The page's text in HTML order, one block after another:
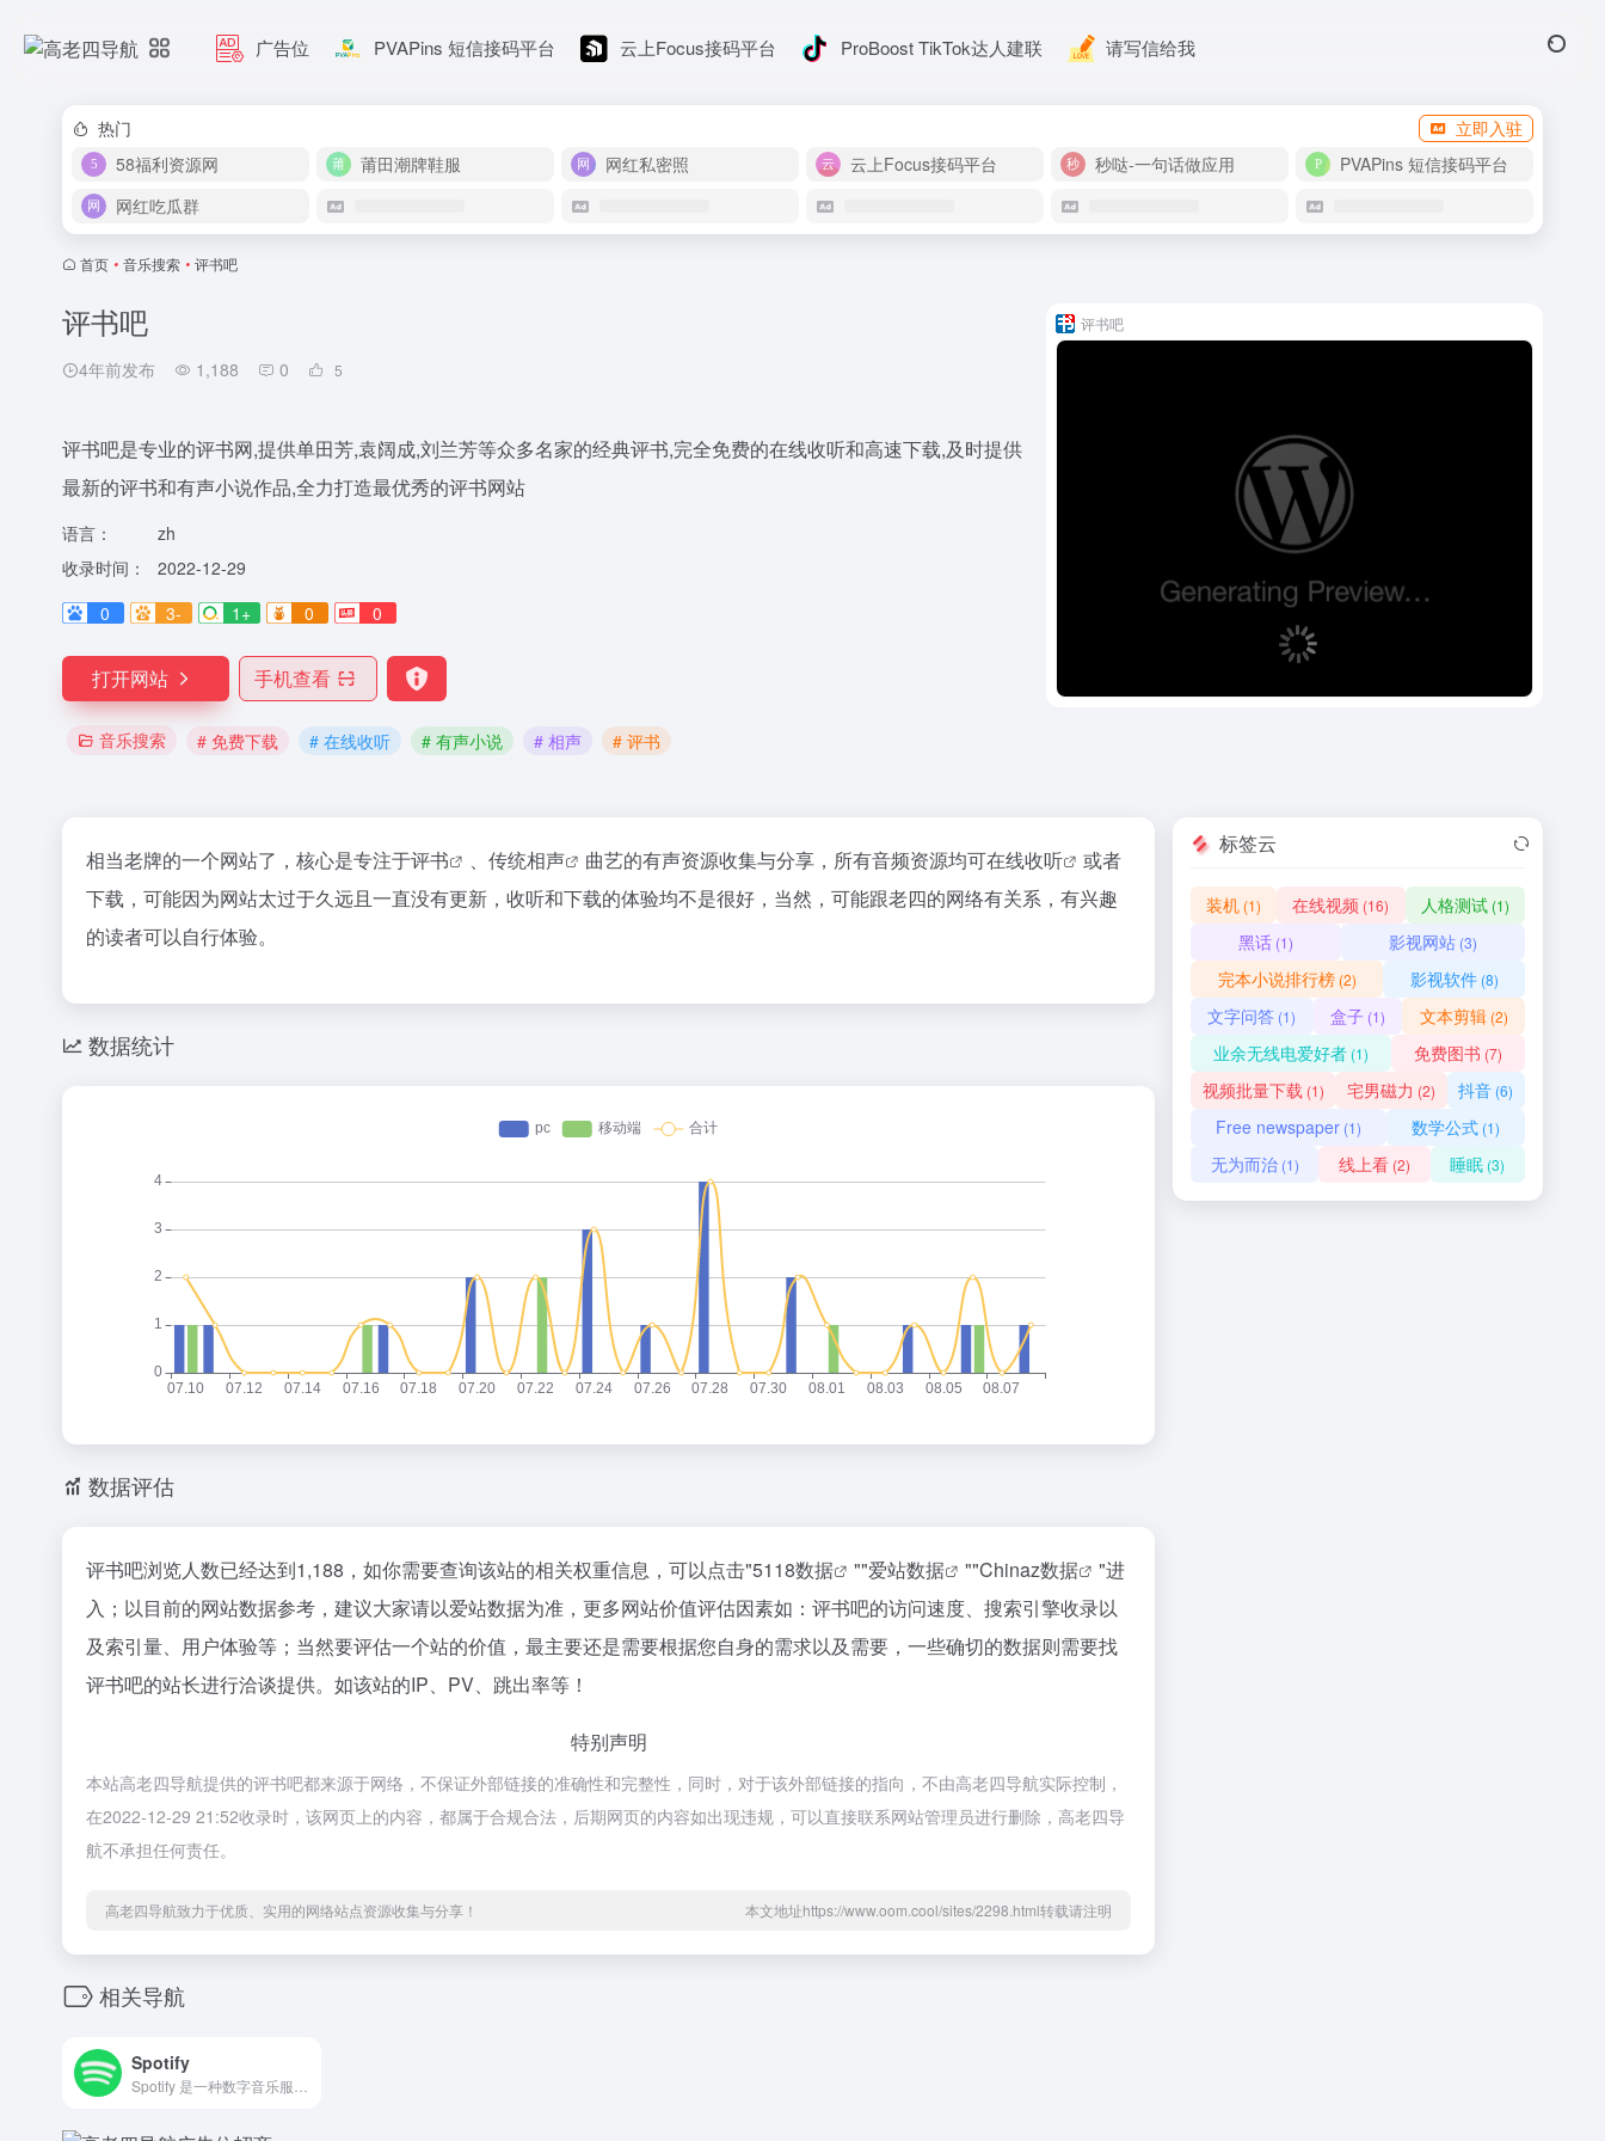
广告位 PVAPins 短信接码平台 云上Focus接码平台 ProBoost TikTok达人建联 请写信给我
热门
立即入驻
58福利资源网
莆田潮牌鞋服 网红私密照 云上Focus接码平台 秒哒-一句话做应用
PVAPins 短信接码平台
网红吃瓜群
首页 • 音乐搜索 • 评书吧
评书吧
4年前发布 1,188 0 5
评书吧是专业的评书网,提供单田芳,袁阔成,刘兰芳等众多名家的经典评书,完全免费的在线收听和高速下载,及时提供
最新的评书和有声小说作品,全力打造最优秀的评书网站
语言：
zh
收录时间：
2022-12-29
0
3- 1+ 0 0
打开网站 手机查看
音乐搜索 # 免费下载 # 在线收听 # 有声小说 # 相声 # 评书
评书吧
相当老牌的一个网站了，核心是专注于评书 、传统相声 曲艺的有声资源收集与分享，所有音频资源均可在线收听
或者
下载，可能因为网站太过于久远且一直没有更新，收听和下载的体验均不是很好，当然，可能跟老四的网络有关系，有兴趣
的读者可以自行体验。
数据统计
数据评估
评书吧浏览人数已经达到1,188，如你需要查询该站的相关权重信息，可以点击"5118数据 ""爱站数据 ""Chinaz数据
"进
入；以目前的网站数据参考，建议大家请以爱站数据为准，更多网站价值评估因素如：评书吧的访问速度、搜索引擎收录以
及索引量、用户体验等；当然要评估一个站的价值，最主要还是需要根据您自身的需求以及需要，一些确切的数据则需要找
评书吧的站长进行洽谈提供。如该站的IP、PV、跳出率等！
特别声明
本站高老四导航提供的评书吧都来源于网络，不保证外部链接的准确性和完整性，同时，对于该外部链接的指向，不由高老四导航实际控制，
在2022-12-29 21:52收录时，该网页上的内容，都属于合规合法，后期网页的内容如出现违规，可以直接联系网站管理员进行删除，高老四导
航不承担任何责任。
高老四导航致力于优质、实用的网络站点资源收集与分享！ 本文地址https://www.oom.cool/sites/2298.html转载请注明
相关导航
Spotify
标签云
装机 (1) 在线视频 (16) 人格测试(1)
黑话 (1) 影视网站 (3)
完本小说排行榜(2) 影视软件(8)
文字问答 (1) 盒子 (1) 文本剪辑(2)
业余无线电爱好者 (1) 免费图书 (7)
视频批量下载 (1) 宅男磁力 (2) 抖音 (6)
Free newspaper (1) 数学公式 (1)
无为而治(1) 线上看(2) 睡眠 (3)